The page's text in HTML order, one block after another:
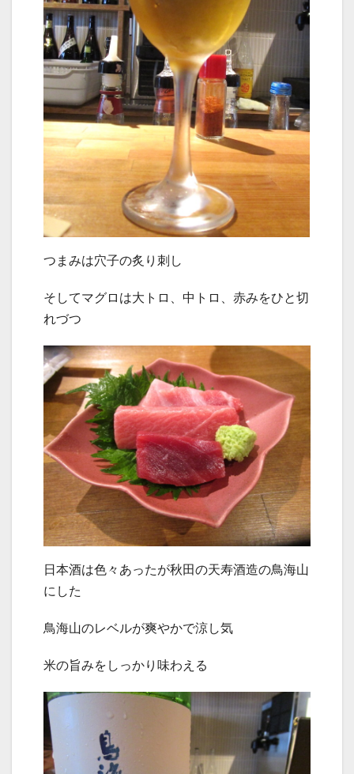
つまみは穴子の炙り刺し
そしてマグロは大トロ、中トロ、赤みをひと切
れづつ
日本酒は色々あったが秋田の天寿酒造の鳥海山
にした
鳥海山のレベルが爽やかで涼し気
米の旨みをしっかり味わえる